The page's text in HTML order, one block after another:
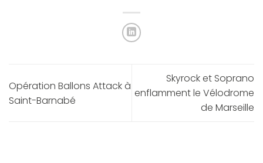
Opération Ballons Attack à
Saint-Barnabé
Skyrock et Soprano
enflamment le Vélodrome
de Marseille